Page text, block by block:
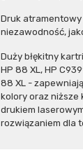
Druk atramentowy
niezawodność,
Duży błękitny
HP 88 XL, HP
88 XL -
kolory oraz niższe
drukiem
rozwiązaniem dla